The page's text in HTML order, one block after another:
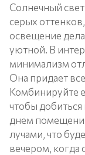
Солнечный
серых
освещение
уютной. В
минимализм
Она придает
Комбинируйте
чтобы
днем
лучами, что
вечером,